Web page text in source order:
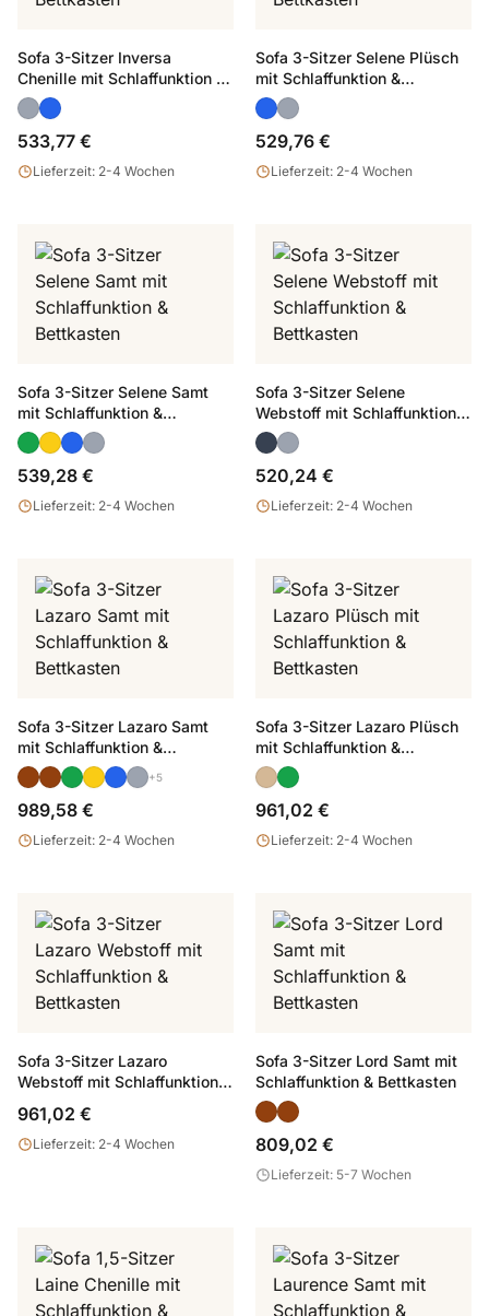
Sofa 3-Sitzer Inversa
Chenille mit Schlaffunktion &
Bettkasten
533,77 €
Lieferzeit: 2-4 Wochen
Sofa 3-Sitzer Selene Plüsch
mit Schlaffunktion &
Bettkasten
529,76 €
Lieferzeit: 2-4 Wochen
Sofa 3-Sitzer Selene Samt
mit Schlaffunktion &
Bettkasten
539,28 €
Lieferzeit: 2-4 Wochen
Sofa 3-Sitzer Selene
Webstoff mit Schlaffunktion &
Bettkasten
520,24 €
Lieferzeit: 2-4 Wochen
Sofa 3-Sitzer Lazaro Samt
mit Schlaffunktion &
Bettkasten
+5
989,58 €
Lieferzeit: 2-4 Wochen
Sofa 3-Sitzer Lazaro Plüsch
mit Schlaffunktion &
Bettkasten
961,02 €
Lieferzeit: 2-4 Wochen
Sofa 3-Sitzer Lazaro
Webstoff mit Schlaffunktion &
961,02 €
Lieferzeit: 2-4 Wochen
Sofa 3-Sitzer Lord Samt mit
Schlaffunktion & Bettkasten
809,02 €
Lieferzeit: 5-7 Wochen